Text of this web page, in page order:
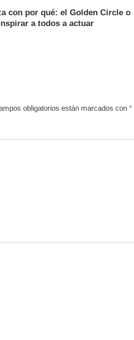
con por qué: el Golden Circle o
a todos a actuar
obligatorios están marcados con *